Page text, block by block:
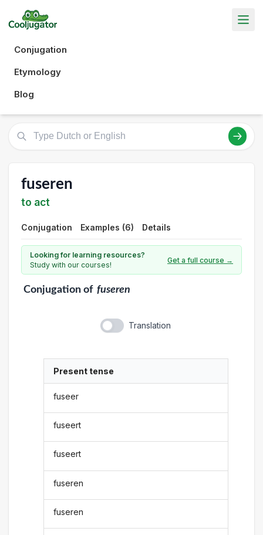
Conjugation
Etymology
Blog
fuseren
to act
Conjugation Examples (6) Details
Looking for learning resources?
Study with our courses!
Get a full course →
Conjugationof fuseren
Translation
Present tense
fuseer
fuseert
fuseert
fuseren
fuseren